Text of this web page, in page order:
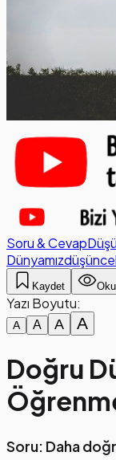
Soru & Cevap
Dünyamızdüşünce
Kaydet
Yazı Boyutu:
A A A A
Doğru
Soru: Daha